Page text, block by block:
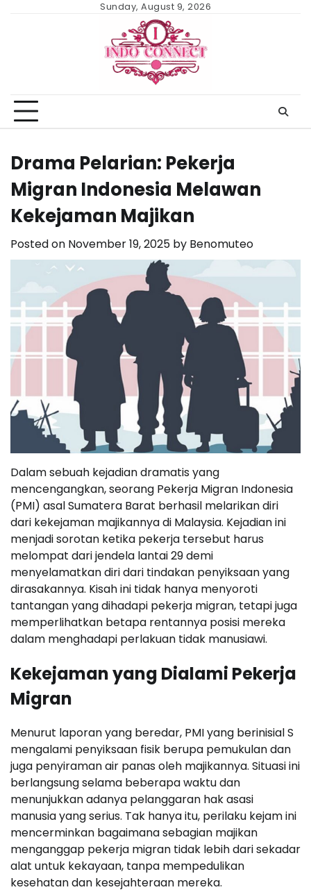
Sunday, August 9, 2026
Drama Pelarian: Pekerja
Migran Indonesia Melawan
Kekejaman Majikan
Posted on November 19, 2025 by Benomuteo
Dalam sebuah kejadian dramatis yang
mencengangkan, seorang Pekerja Migran Indonesia
(PMI) asal Sumatera Barat berhasil melarikan diri
dari kekejaman majikannya di Malaysia. Kejadian ini
menjadi sorotan ketika pekerja tersebut harus
melompat dari jendela lantai 29 demi
menyelamatkan diri dari tindakan penyiksaan yang
dirasakannya. Kisah ini tidak hanya menyoroti
tantangan yang dihadapi pekerja migran, tetapi juga
memperlihatkan betapa rentannya posisi mereka
dalam menghadapi perlakuan tidak manusiawi.
Kekejaman yang Dialami Pekerja
Migran
Menurut laporan yang beredar, PMI yang berinisial S
mengalami penyiksaan fisik berupa pemukulan dan
juga penyiraman air panas oleh majikannya. Situasi ini
berlangsung selama beberapa waktu dan
menunjukkan adanya pelanggaran hak asasi
manusia yang serius. Tak hanya itu, perilaku kejam ini
mencerminkan bagaimana sebagian majikan
menganggap pekerja migran tidak lebih dari sekadar
alat untuk kekayaan, tanpa mempedulikan
kesehatan dan kesejahteraan mereka.